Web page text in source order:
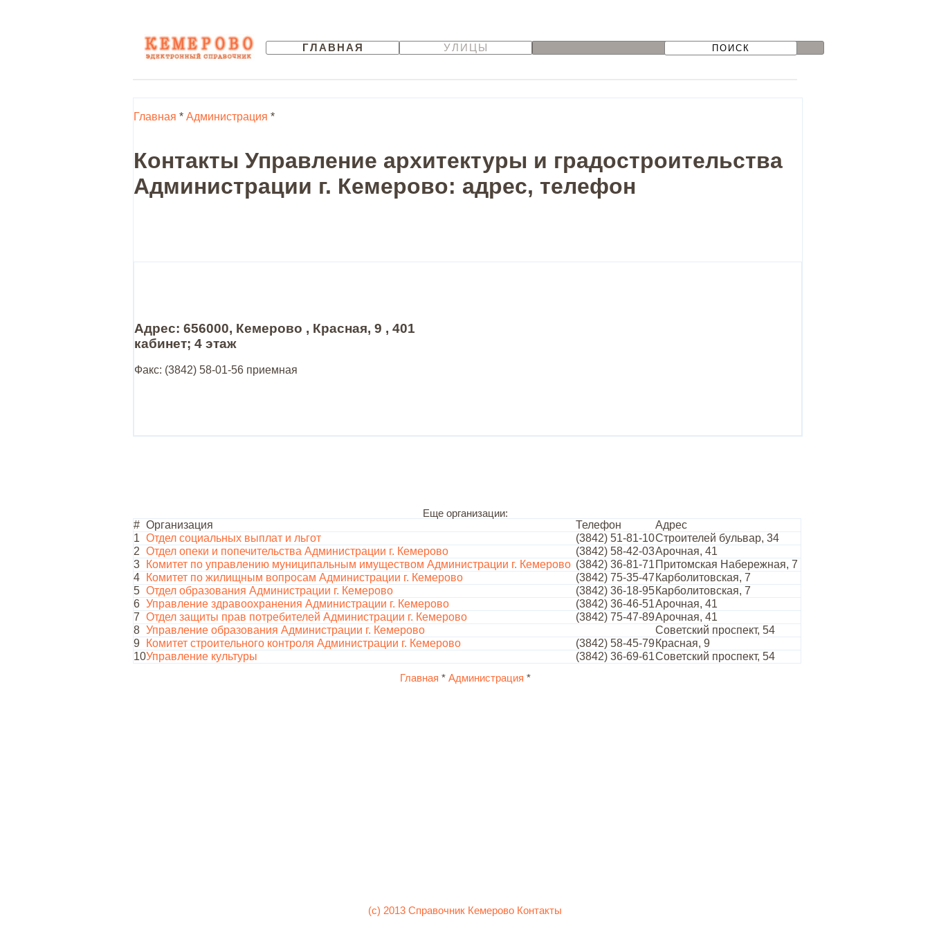
ГЛАВНАЯ УЛИЦЫ
Главная * Администрация *
Контакты Управление архитектуры и градостроительства
Администрации г. Кемерово: адрес, телефон
Адрес: 656000, Кемерово , Красная, 9 , 401
кабинет; 4 этаж
Факс: (3842) 58-01-56 приемная
Еще организации:
# Организация Телефон
Адрес
1 Отдел социальных выплат и льгот (3842) 51-81-10Строителей бульвар, 34
2 Отдел опеки и попечительства Администрации г. Кемерово (3842) 58-42-03Арочная, 41
3
Комитет по управлению муниципальным имуществом Администрации г. Кемерово (3842) 36-81-71 Притомская Набережная, 7
4
Комитет по жилищным вопросам Администрации г. Кемерово (3842) 75-35-47 Карболитовская, 7
5 Отдел образования Администрации г. Кемерово (3842) 36-18-95Карболитовская, 7
6 Управление здравоохранения Администрации г. Кемерово (3842) 36-46-51Арочная, 41
7 Отдел защиты прав потребителей Администрации г. Кемерово (3842) 75-47-89Арочная, 41
8 Управление образования Администрации г. Кемерово
Советский проспект, 54
9
Комитет строительного контроля Администрации г. Кемерово (3842) 58-45-79Красная, 9
10Управление культуры (3842) 36-69-61Советский проспект, 54
Главная * Администрация *
(c) 2013 Справочник Кемерово Контакты